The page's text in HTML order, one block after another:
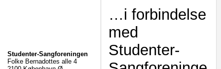
Studenter-Sangforeningen
Folke Bernadottes alle 4
…i forbindelse
med
Studenter-